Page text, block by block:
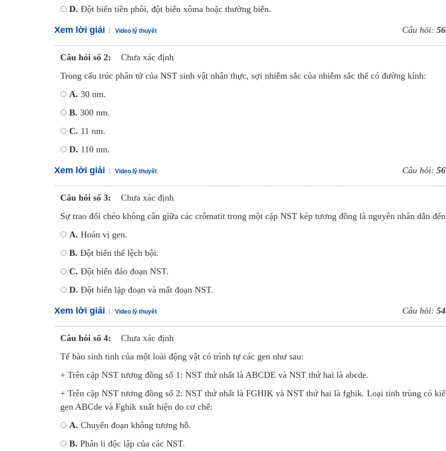
D. Đột biến tiền phôi, đột biến xôma hoặc thường biến.
Xem lời giải Video lý thuyết Câu hỏi:
Câu hỏi số 2:
Chưa xác định
Trong cấu trúc phân tử của NST sinh vật nhân thực, sợi nhiễm sắc của nhiễm sắc thể có đường kính:
A. 30 nm.
B. 300 nm.
C. 11 nm.
D. 110 nm.
Xem lời giải Video lý thuyết Câu hỏi:
Câu hỏi số 3:
Chưa xác định
Sự trao đổi chéo không cân giữa các crômatit trong một cặp NST kép tương đồng là nguyên nhân dẫn
A. Hoán vị gen.
B. Đột biến thể lệch bội.
C. Đột biến đảo đoạn NST.
D. Đột biến lặp đoạn và mất đoạn NST.
Xem lời giải Video lý thuyết Câu hỏi:
Câu hỏi số 4:
Chưa xác định
Tế bào sinh tinh của một loài động vật có trình tự các gen như sau:
+ Trên cặp NST tương đồng số 1: NST thứ nhất là ABCDE và NST thứ hai là abcde.
+ Trên cặp NST tương đồng số 2: NST thứ nhất là FGHIK và NST thứ hai là fghik. Loại tinh trùng có
gen ABCde và Fghik xuất hiện do cơ chế:
A. Chuyển đoạn không tương hỗ.
B. Phân li độc lập của các NST.